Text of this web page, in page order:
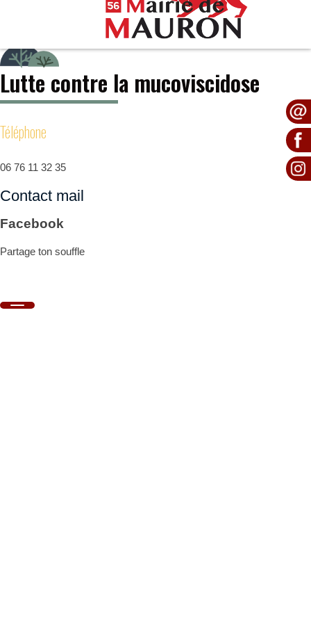
Partage ton souffle
Lutte contre la mucoviscidose
Téléphone
06 76 11 32 35
Contact mail
Facebook
Partage ton souffle